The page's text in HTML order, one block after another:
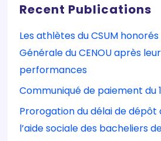
Recent Publications
Les athlètes du CSUM
Générale du CENOU après
performances
Communiqué de paiement du
Prorogation du délai de dépôt
l’aide sociale des bacheliers